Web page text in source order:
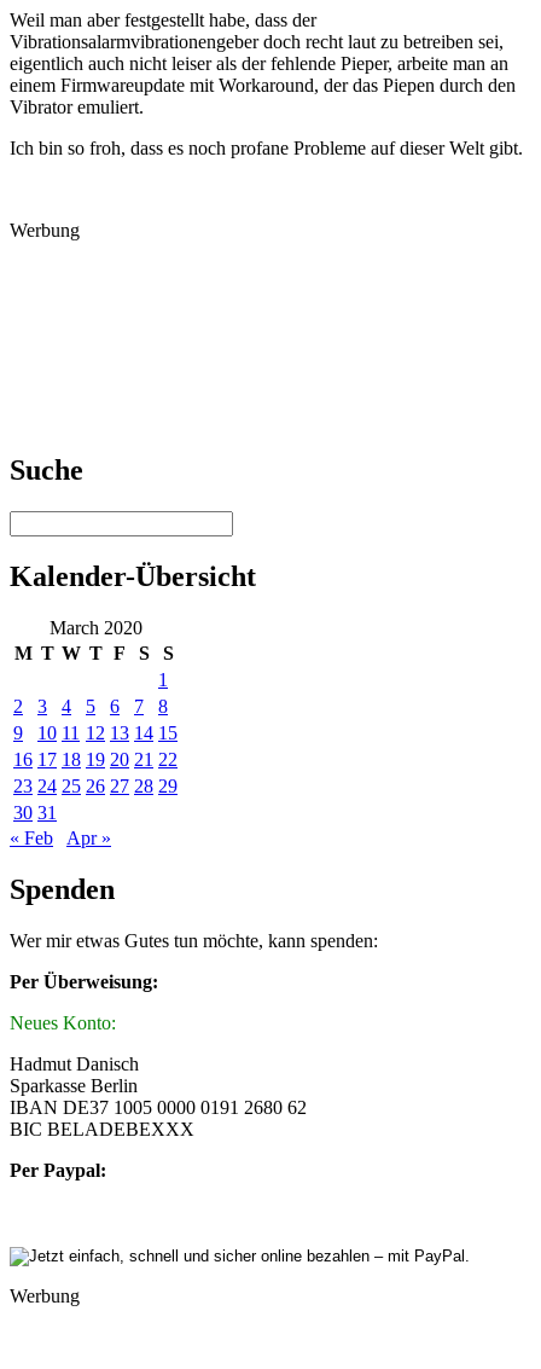
Weil man aber festgestellt habe, dass der
Vibrationsalarmvibrationengeber doch recht laut zu betreiben sei,
eigentlich auch nicht leiser als der fehlende Pieper, arbeite man an
einem Firmwareupdate mit Workaround, der das Piepen durch den
Vibrator emuliert.
Ich bin so froh, dass es noch profane Probleme auf dieser Welt gibt.
Werbung
Suche
Kalender-Übersicht
March 2020
M T W T F S
S
1
2
3 4 5 6 7
8
9
10 11 12 13 14 15
16 17 18 19 20 21 22
23 24 25 26 27 28 29
30 31
« Feb
Apr »
Spenden
Wer mir etwas Gutes tun möchte, kann spenden:
Per Überweisung:
Neues Konto:
Hadmut Danisch
Sparkasse Berlin
IBAN DE37 1005 0000 0191 2680 62
BIC BELADEBEXXX
Per Paypal:
Werbung